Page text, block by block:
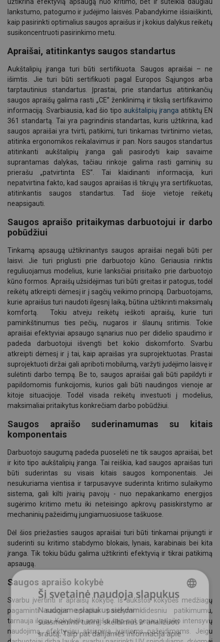
lankstumo, patogumo ir judėjimo laisvės. Pabandykime išsiaiškinti,
kaip pasirinkti optimalius saugos apraišus ir į kokius dalykus reikėtų
susikoncentruoti pasirinkimo metu.
Apraišai, atitinkantys saugos standartus
Aukštalipių įranga turi būti sertifikuota. Saugos apraišai – ne
išimtis. Jie turi būti sertifikuoti pagal Europos Sąjungos arba
tarptautinius standartus. Įprastai, prie standartus atitinkančių
saugos apraišų galima rasti „CE” ženklinimą ir tikslią sertifikavimo
informaciją. Svarbiausia, kad šio tipo aukštalipių įranga atitiktų EN
361 standartą. Tai yra pagrindinis standartas, kuris užtikrina, kad
saugos apraišai yra tvirti, patikimi, turi tinkamas tvirtinimo vietas,
atitinka ergonomikos reikalavimus ir pan. Nors saugos standartus
atitinkanti aukštalipių įranga gali pasirodyti kaip savaime
suprantamas dalykas, tačiau rinkoje galima rasti gaminių su
prierašu „patvirtinta ES”. Tai klaidinanti informacija, kuri
nepatvirtina fakto, kad saugos apraišas iš tikrųjų yra sertifikuotas,
atitinkantis saugos standartus. Tad šioje vietoje reikėtų
neapsigauti.
Saugos apraišo pritaikymas darbuotojui ir darbo
pobūdžiui
Tinkamą apsaugą užtikrinantys saugos apraišai negali būti per
laisvi. Jie turi priglusti prie darbuotojo kūno. Geriausia rinktis
reguliuojamus modelius, kurie lanksčiai prisitaiko prie darbuotojo
kūno formos. Apraišų užsidėjimas turi būti greitas ir patogus, todėl
reikėtų atkreipti dėmesį ir į sagčių veikimo principą. Darbuotojams,
kurie apraišus turi naudoti ilgesnį laiką, būtina užtikrinti maksimalų
komfortą.
Tokiu atveju reikėtų ieškoti apraišų, kurie turi
paminkštinumus ties pečių, nugaros ir šlaunų sritimis. Tokie
apraišai efektyviai apsaugo sąnarius nuo per didelio spaudimo ir
padeda darbuotojui išvengti bet kokio diskomforto. Svarbu
atkreipti dėmesį ir į tai, kaip apraišas yra suprojektuotas. Prastai
suprojektuoti diržai gali apriboti mobilumą, varžyti judėjimo laisvę ir
sulėtinti darbo tempą. Be to, saugos apraišai gali būti papildyti ir
papildomomis funkcijomis, kurios gali būti naudingos vienoje ar
kitoje situacijoje. Todėl visada reikėtų investuoti į modelius,
maksimaliai pritaikytus konkrečiam darbo pobūdžiui.
Saugos apraišo suderinamumas su kitais
komponentais
Darbuotojo saugumą padeda puoselėti ne tik saugos apraišai, bet
ir kito tipo aukštalipių įranga. Tai reiškia, kad saugos apraišas turi
būti suderintas su visais kitais saugos komponentais. Jei
nesukuriama vientisa ir tarpusavyve suderinta kritimo sulaikymo
sistema, gali kilti įvairių pavojų - nuo nepakankamo energijos
sugėrimo kritimo metu iki neteisingo apkrovų pasiskirstymo ar
mechaninių pažeidimų jungiamuosiuose taškuose.
Dėl šios priežasties saugos apraišai turi būti tinkamai prijungti ir
suderinti su kritimo stabdymo blokais, lynais, karabinais bei kita
įranga. Tik tokiu būdu galima užtikrinti efektyvią ir tikrai patikimą
apsaugą.
Saugos apraišo kokybė
Svarbu įvertinti ir apraišų kokybę. Iš aukštos kokybės medžiagų
pagaminti saugos apraišai pasižymi didesniu patikimumu,
tarnauja ilgiau. Kokybiški apraišai taip pat geriau atlaiko intensyvų
naudojimą, efektyviau atsispiria įvairiems pažeidimams. Jeigu
LITHUANIAN
ENGLISH TRANSLATION
Ši svetainė naudoja slapukus
Naudojame slapukus siekdami
suasmeninti turinį, skelbimus ir analizuoti
srautą. Taip pat dalijamės informacija apie